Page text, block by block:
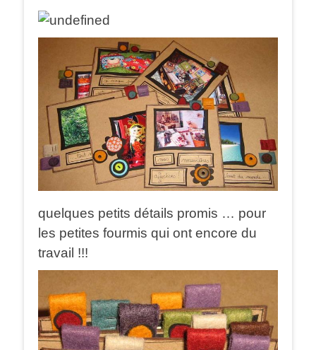
quelques petits détails promis … pour
les petites fourmis qui ont encore du
travail !!!